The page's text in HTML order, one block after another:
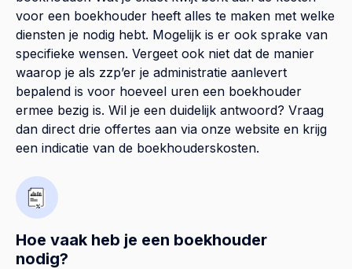
voor een boekhouder heeft alles te maken met welke
diensten je nodig hebt. Mogelijk is er ook sprake van
specifieke wensen. Vergeet ook niet dat de manier
waarop je als zzp’er je administratie aanlevert
bepalend is voor hoeveel uren een boekhouder
ermee bezig is. Wil je een duidelijk antwoord? Vraag
dan direct drie offertes aan via onze website en krijg
een indicatie van de boekhouderskosten.
Hoe vaak heb je een boekhouder
nodig?